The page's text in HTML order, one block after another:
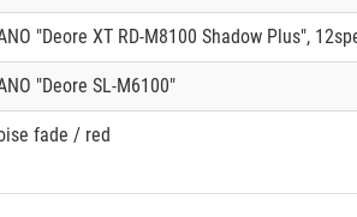
"Deore XT RD-M8100 Shadow Plus",
"Deore SL-M6100"
fade / red